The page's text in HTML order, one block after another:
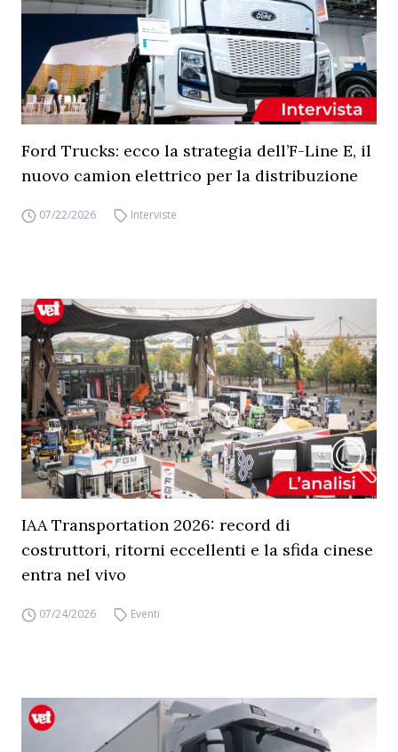
Ford Trucks: ecco la strategia dell’F-Line E, il
nuovo camion elettrico per la distribuzione
07/22/2026 Interviste
IAA Transportation 2026: record di
costruttori, ritorni eccellenti e la sfida cinese
entra nel vivo
07/24/2026 Eventi